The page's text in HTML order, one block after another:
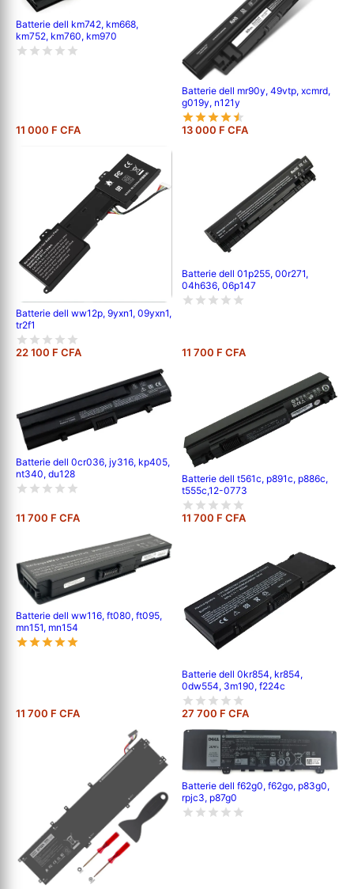
Batterie dell km742, km668,
km752, km760, km970
11 000 F CFA
Batterie dell mr90y, 49vtp, xcmrd,
g019y, n121y
13 000 F CFA
Batterie dell ww12p, 9yxn1, 09yxn1,
tr2f1
22 100 F CFA
Batterie dell 01p255, 00r271,
04h636, 06p147
11 700 F CFA
Batterie dell 0cr036, jy316, kp405,
nt340, du128
11 700 F CFA
Batterie dell t561c, p891c, p886c,
t555c,12-0773
11 700 F CFA
Batterie dell ww116, ft080, ft095,
mn151, mn154
11 700 F CFA
Batterie dell 0kr854, kr854,
0dw554, 3m190, f224c
27 700 F CFA
Batterie dell f62g0, f62go, p83g0,
rpjc3, p87g0